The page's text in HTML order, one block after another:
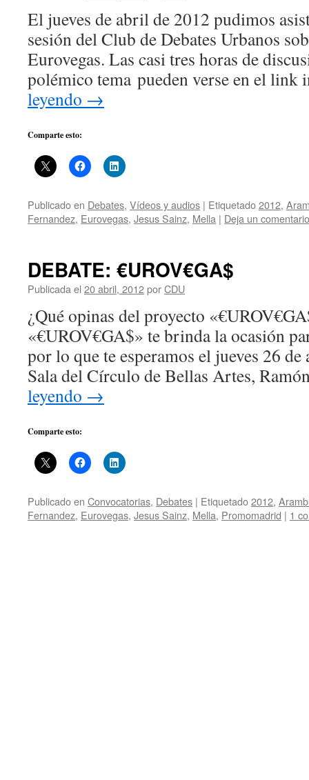
El jueves de abril de 2012 pudimos
sesión del Club de Debates Urbanos
Eurovegas. Las casi tres horas de
polémico tema pueden verse en el
leyendo →
Comparte esto:
Publicado en Debates, Vídeos y audios | Etiquetado2012,
Fernandez, Eurovegas, Jesus Sainz, Mella | Deja un comentario
DEBATE: €UROV€GA$
Publicada el 20 abril, 2012porCDU
¿Qué opinas del proyecto
«€UROV€GA$» te brinda la ocasión
por lo que te esperamos el jueves 26
Sala del Círculo de Bellas Artes,
leyendo →
Comparte esto:
Publicado en Convocatorias, Debates | Etiquetado2012,
Fernandez, Eurovegas, Jesus Sainz, Mella, Promomadrid | 1